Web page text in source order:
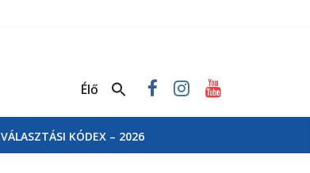
Élő
VÁLASZTÁSI KÓDEX – 2026